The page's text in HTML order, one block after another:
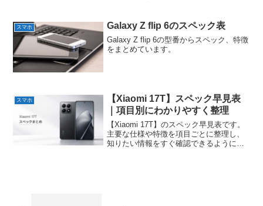
スマホ Galaxy Z flip 6のスペック表
Galaxy Z flip 6の型番からスペック、特徴
をまとめています。
スマホ
【Xiaomi 17T】スペック早見表
｜項目別にわかりやすく整理
【Xiaomi 17T】のスペック早見表です。
主要な仕様や特徴を項目ごとに整理し、
知りたい情報をすぐ確認できるようにま